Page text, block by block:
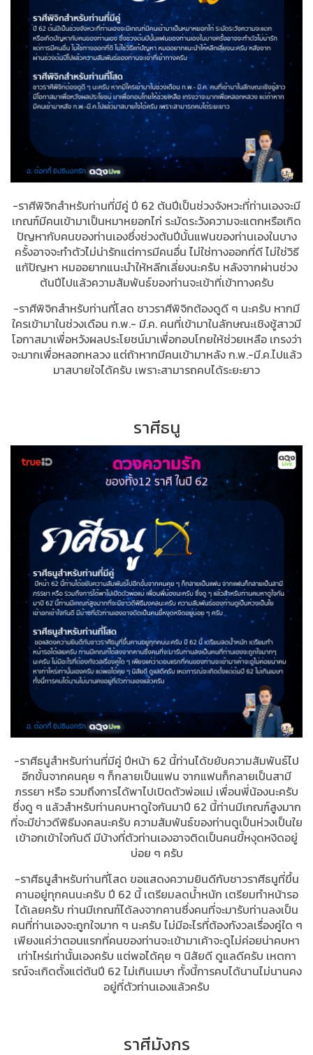
-ราศีพิจิกสำหรับท่านที่มีคู่ ปี 62 ต้นปีเป็นช่วงจังหวะที่ท่านเองจะมี
เกณฑ์มีคนเข้ามาเป็นหมาหยอกไก่ ระมัดระวังความจะแตกหรือเกิด
ปัญหากับคนของท่านเองซึ่งช่วงต้นปีนั้นแฟนของท่านเองในบาง
ครั้งอาจจะทำตัวไม่น่ารักแต่การมีคนอื่น ไม่ใช่ทางออกที่ดี ไม่ใช่วิธี
แก้ปัญหา หมออยากแนะนำให้หลีกเลี่ยงนะครับ หลังจากผ่านช่วง
ต้นปีไปแล้วความสัมพันธ์ของท่านจะเข้าที่เข้าทางครับ
-ราศีพิจิกสำหรับท่านที่โสด ชาวราศีพิจิกต้องดูดี ๆ นะครับ หากมี
ใครเข้ามาในช่วงเดือน ก.พ.- มี.ค. คนที่เข้ามาในลักษณะเชิงชู้สาวมี
โอกาสมาเพื่อหวังผลประโยชน์มาเพื่อกอบโกยให้ช่วยเหลือ เกรงว่า
จะมากเพื่อหลอกหลวง แต่ถ้าหากมีคนเข้ามาหลัง ก.พ.-มี.ค.ไปแล้ว
มาสบายใจได้ครับ เพราะสามารถคบได้ระยะยาว
ราศีธนู
-ราศีธนูสำหรับท่านที่มีคู่ ปีหน้า 62 นี้ท่านได้ขยับความสัมพันธ์ไป
อีกขั้นจากคนคุย ๆ ก็กลายเป็นแฟน จากแฟนก็กลายเป็นสามี
ภรรยา หรือ รวมถึงการได้พาไปเปิดตัวพ่อแม่ เพื่อนพี่น้องนะครับ
ซึ่งดู ๆ แล้วสำหรับท่านคบหาดูใจกันมาปี 62 นี้ท่านมีเกณฑ์สูงมาก
ที่จะมีข่าวดีพิธีมงคลนะครับ ความสัมพันธ์ของท่านดูเป็นห่วงเป็นใย
เข้าอกเข้าใจกันดี มีบ้างที่ตัวท่านเองอาจติดเป็นคนขี้หงุดหงิดอยู่
บ่อย ๆ ครับ
-ราศีธนูสำหรับท่านที่โสด ขอแสดงความยินดีกับชาวราศีธนูที่ขึ้น
คานอยู่ทุกคนนะครับ ปี 62 นี้ เตรียมลดน้ำหนัก เตรียมทำหน้ารอ
ได้เลยครับ ท่านมีเกณฑ์ได้ลงจากคานซึ่งคนที่จะมารับท่านลงเป็น
คนที่ท่านเองจะถูกใจมาก ๆ นะครับ ไม่มีอะไรที่ต้องกังวลเรื่องคู่ใด ๆ
เพียงแค่ว่าตอนแรกที่คนของท่านจะเข้ามาเค้าจะดูไม่ค่อยน่าคบหา
เท่าไหร่เท่านั้นเองครับ แต่พอได้คุย ๆ นิสัยดี ดูแลดีครับ เหตกา
รณ์จะเกิดตั้งแต่ต้นปี 62 ไม่เกินเมษา ทั้งนี้การคบได้นานไม่นานคง
อยู่ที่ตัวท่านเองแล้วครับ
ราศีมังกร